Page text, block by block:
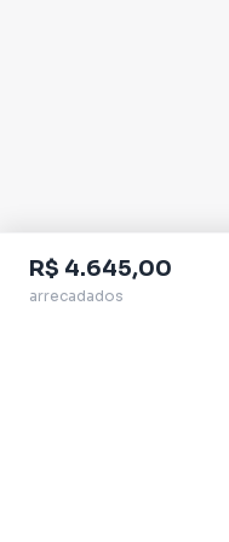
R$ 4.645,00
arrecadados